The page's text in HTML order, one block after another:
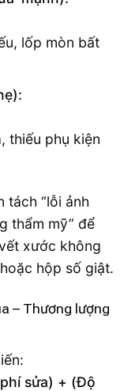
lốp mòn bất
thiếu phụ kiện
tách “lỗi ảnh
thẩm mỹ” để
xước không
hộp số giật.
– Thương lượng
sửa) + (Độ